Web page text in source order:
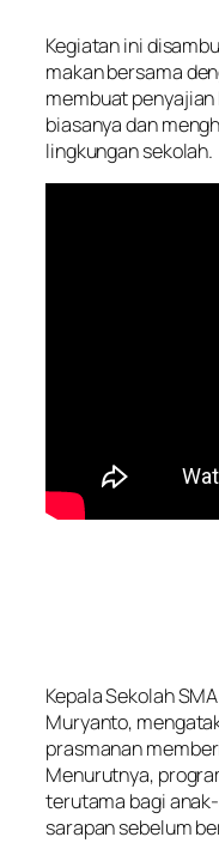
Kegiatan ini
makan bersama
membuat
biasanya dan
lingkungan sekolah.
Kepala Sekolah
Muryanto,
prasmanan
Menurutnya,
terutama bagi
sarapan sebelum